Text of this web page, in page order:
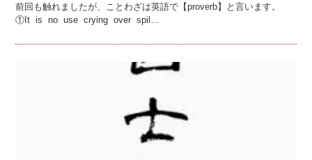
前回も触れましたが、ことわざは英語で【proverb】と言います。
①It is no use crying over spil…